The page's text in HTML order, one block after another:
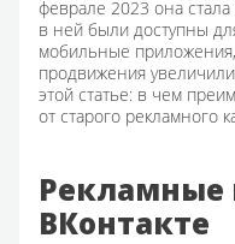
феврале 2023 она
в ней были доступны
мобильные
продвижения
этой статье: в чем
от старого рекламного
Рекламные
ВКонтакте